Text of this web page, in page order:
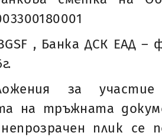
, Банка ДСК ЕАД
за
на тръжната
плик